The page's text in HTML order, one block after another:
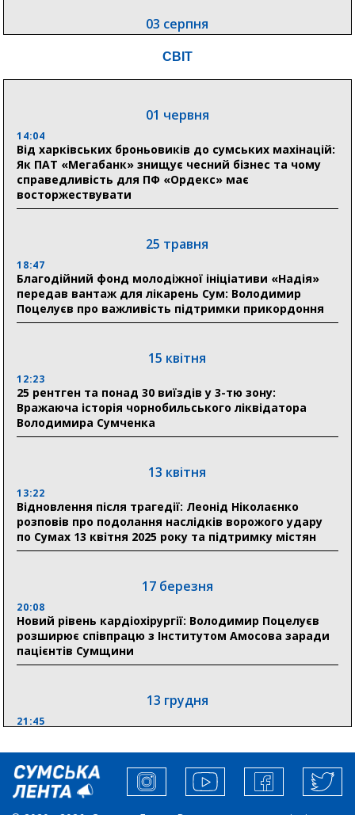
03 серпня
Романько розширює програму відпочинку дітей із
Ніколаєнко: у Сумах погодили 115 компенсацій на
відновлення житла майже на 6,6 млн грн
Сумщини пояснив, як отримати допомогу на зиму
17:52
«Укрексімбанк» припиняє виплату пенсій: у
Пенсійному фонді Сумщини пояснили, що робити
людям
відзнаки «Почесного громадянина міста Суми»
30 липня
Сумська клінічна лікарня Святого Пантелеймона
18:33
Олексій Романько долучився до обговорення Плану
стійкості Сумщини з Прем’єр-міністром
Місто посилює міжнародну співпрацю: Суми
отримали 12 потужних станцій для Пунктів обігріву
СВІТ
01 червня
14:04
Від харківських броньовиків до сумських махінацій:
Як ПАТ «Мегабанк» знищує чесний бізнес та чому
справедливість для ПФ «Ордекс» має
восторжествувати
25 травня
18:47
Благодійний фонд молодіжної ініціативи «Надія»
передав вантаж для лікарень Сум: Володимир
Поцелуєв про важливість підтримки прикордоння
15 квітня
12:23
25 рентген та понад 30 виїздів у 3-тю зону:
Вражаюча історія чорнобильського ліквідатора
Володимира Сумченка
13 квітня
13:22
Відновлення після трагедії: Леонід Ніколаєнко
розповів про подолання наслідків ворожого удару
по Сумах 13 квітня 2025 року та підтримку містян
17 березня
20:08
Новий рівень кардіохірургії: Володимир Поцелуєв
розширює співпрацю з Інститутом Амосова заради
пацієнтів Сумщини
13 грудня
21:45
збільшити завантаження стратегічних українських
виробників”, – нардеп Максим Гузенко